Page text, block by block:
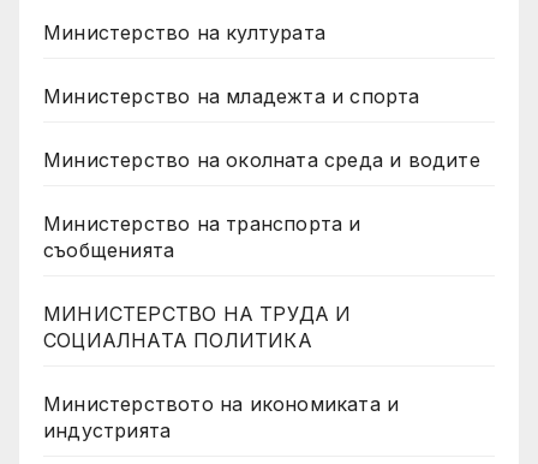
Министерство на културата
Министерство на младежта и спорта
Министерство на околната среда и водите
Министерство на транспорта и
съобщенията
МИНИСТЕРСТВО НА ТРУДА И
СОЦИАЛНАТА ПОЛИТИКА
Министерството на икономиката и
индустрията